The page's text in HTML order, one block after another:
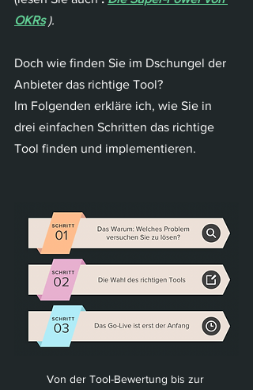
OKRs ).
Doch wie finden Sie im Dschungel der
Anbieter das richtige Tool?
Im Folgenden erkläre ich, wie Sie in
drei einfachen Schritten das richtige
Tool finden und implementieren.
Von der Tool-Bewertung bis zur